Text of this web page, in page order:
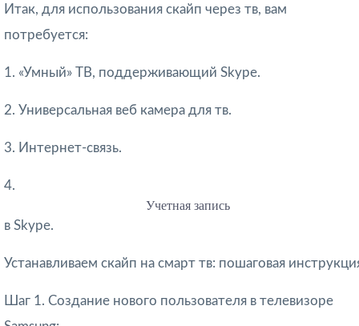
Итак, для использования скайп через тв, вам
потребуется:
1. «Умный» ТВ, поддерживающий Skype.
2. Универсальная веб камера для тв.
3. Интернет-связь.
4.
Учетная запись
в Skype.
Устанавливаем скайп на смарт тв: пошаговая
Шаг 1. Создание нового пользователя в телевизоре